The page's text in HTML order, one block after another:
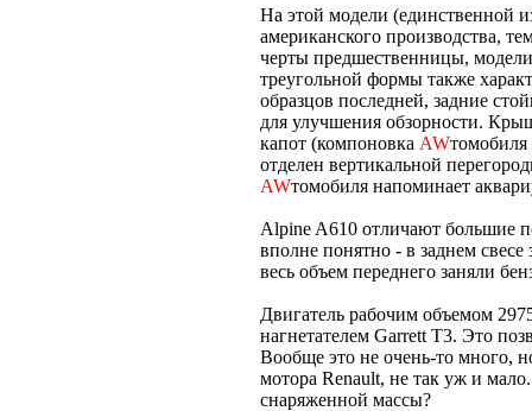
На этой модели (единственной
американского производства,
черты предшественницы,
треугольной формы также
образцов последней, задние
для улучшения обзорности.
капот (компоновка AWтомобиля
отделен вертикальной
AWтомобиля напоминает
Alpine A610 отличают большие
вполне понятно - в заднем свесе
весь объем переднего заняли
Двигатель рабочим объемом
нагнетателем Garrett T3. Это
Вообще это не очень-то много,
мотора Renault, не так уж и мало.
снаряженной массы?